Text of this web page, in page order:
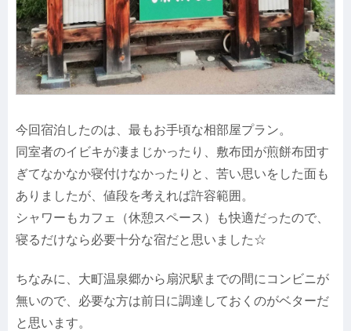
今回宿泊したのは、最もお手頃な相部屋プラン。
同室者のイビキが凄まじかったり、敷布団が煎餅布団す
ぎてなかなか寝付けなかったりと、苦い思いをした面も
ありましたが、値段を考えれば許容範囲。
シャワーもカフェ（休憩スペース）も快適だったので、
寝るだけなら必要十分な宿だと思いました☆
ちなみに、大町温泉郷から扇沢駅までの間にコンビニが
無いので、必要な方は前日に調達しておくのがベターだ
と思います。